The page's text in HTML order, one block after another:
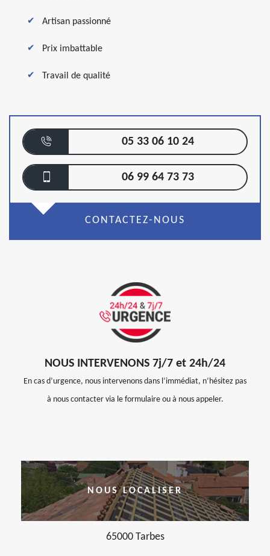
Artisan passionné
Prix imbattable
Travail de qualité
05 33 06 10 24
06 99 64 73 73
CONTACTEZ-NOUS
NOUS INTERVENONS 7j/7 et 24h/24
En cas d’urgence, nous intervenons dans l’immédiat, n’hésitez pas
à nous contacter via le formulaire ou à nous appeler.
NOUS LOCALISER
65000 Tarbes